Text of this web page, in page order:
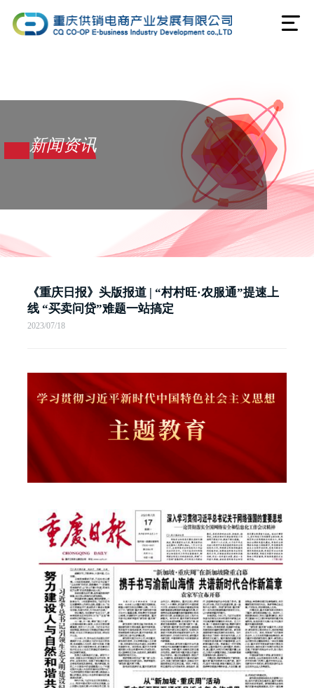
新闻资讯
《重庆日报》头版报道 | “村村旺·农服通”提速上
线 “买卖问贷”难题一站搞定
2023/07/18